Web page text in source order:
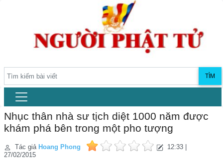
TÌM
Nhục thân nhà sư tịch diệt 1000 năm được
khám phá bên trong một pho tượng
Tác giả Hoang Phong
12:33 |
27/02/2015